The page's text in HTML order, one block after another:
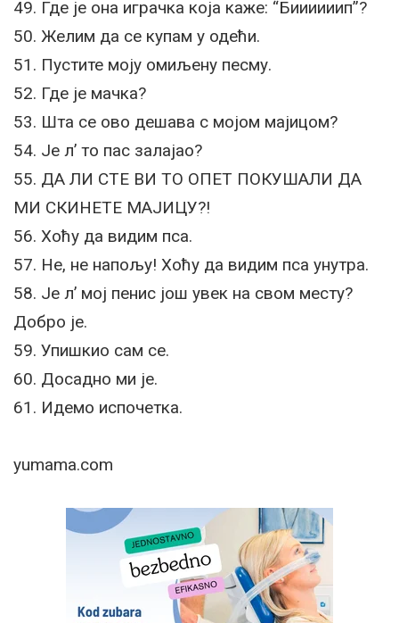
49. Где је она играчка која каже: “Биииииип”?
50. Желим да се купам у одећи.
51. Пустите моју омиљену песму.
52. Где је мачка?
53. Шта се ово дешава с мојом мајицом?
54. Је л’ то пас залајао?
55. ДА ЛИ СТЕ ВИ ТО ОПЕТ ПОКУШАЛИ ДА
МИ СКИНЕТЕ МАЈИЦУ?!
56. Хоћу да видим пса.
57. Не, не напољу! Хоћу да видим пса унутра.
58. Је л’ мој пенис још увек на свом месту?
Добро је.
59. Упишкио сам се.
60. Досадно ми је.
61. Идемо испочетка.
yumama.com